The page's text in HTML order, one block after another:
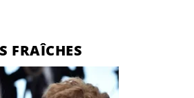
FRAÎCHES